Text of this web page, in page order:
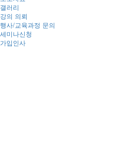
갤러리
강의 의뢰
행사/교육과정 문의
세미나신청
가입인사